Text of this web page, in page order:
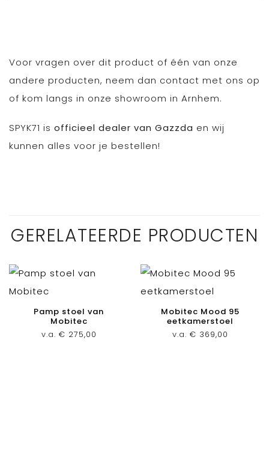
Voor vragen over dit product of één van onze
andere producten, neem dan contact met ons op
of kom langs in onze showroom in Arnhem.
SPYK71 is officieel dealer van Gazzda en wij
kunnen alles voor je bestellen!
GERELATEERDE PRODUCTEN
Pamp stoel van
Mobitec
v.a. € 275,00
Mobitec Mood 95
eetkamerstoel
v.a. € 369,00